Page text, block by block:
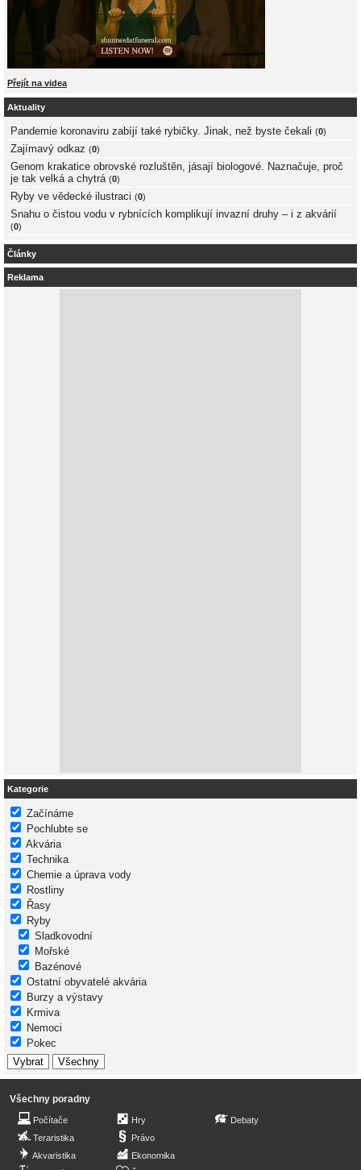
Přejít na videa
Aktuality
Pandemie koronaviru zabíjí také rybičky. Jinak, než byste čekali (0)
Zajímavý odkaz (0)
Genom krakatice obrovské rozluštěn, jásají biologové. Naznačuje, proč
je tak velká a chytrá (0)
Ryby ve vědecké ilustraci (0)
Snahu o čistou vodu v rybnících komplikují invazní druhy – i z akvárií
(0)
Články
Reklama
Kategorie
Začínáme
Pochlubte se
Akvária
Technika
Chemie a úprava vody
Rostliny
Řasy
Ryby
Sladkovodní
Mořské
Bazénové
Ostatní obyvatelé akvária
Burzy a výstavy
Krmiva
Nemoci
Pokec
Všechny poradny
Počítače
Teraristika
Akvaristika
Hry
Právo
Ekonomika
Debaty